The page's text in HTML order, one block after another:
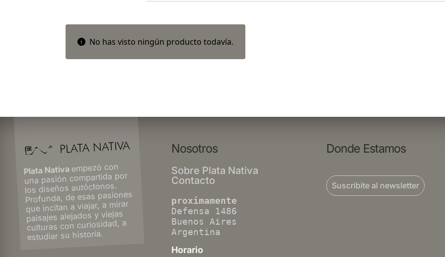
No has visto ningún producto todavía.
Plata Nativaempezó con
una pasión compartida por
los diseños autóctonos.
Profunda, de esas pasiones
que incitan a viajar, a mirar
paisajes alejados y viejas
culturas con curiosidad, a
estudiar su historia.
Nosotros
Sobre Plata Nativa
Contacto
proximamente
Defensa 1486
Buenos Aires
Argentina
Horario
Donde Estamos
Suscribite al newsletter